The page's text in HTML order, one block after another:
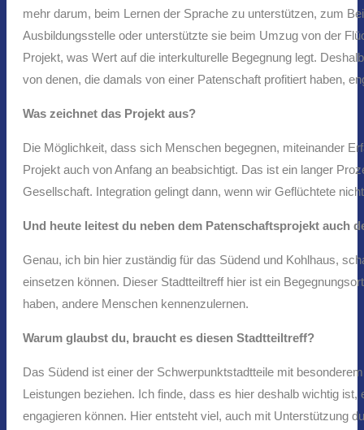
mehr darum, beim Lernen der Sprache zu unterstützen, zum
Ausbildungsstelle oder unterstützte sie beim Umzug von der
Projekt, was Wert auf die interkulturelle Begegnung legt.
von denen, die damals von einer Patenschaft profitiert haben,
Was zeichnet das Projekt aus?
Die Möglichkeit, dass sich Menschen begegnen, miteinander
Projekt auch von Anfang an beabsichtigt. Das ist ein langer
Gesellschaft. Integration gelingt dann, wenn wir Geflüchtete
Und heute leitest du neben dem Patenschaftsprojekt auch
Genau, ich bin hier zuständig für das Südend und Kohlhaus,
einsetzen können. Dieser Stadtteiltreff hier ist ein
haben, andere Menschen kennenzulernen.
Warum glaubst du, braucht es diesen Stadtteiltreff?
Das Südend ist einer der Schwerpunktstadtteile mit
Leistungen beziehen. Ich finde, dass es hier deshalb wichtig
engagieren können. Hier entsteht viel, auch mit Unterstützung